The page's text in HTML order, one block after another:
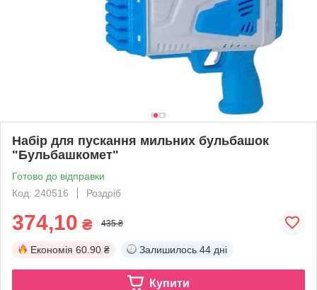
Набір для пускання мильних бульбашок
"Бульбашкомет"
Готово до відправки
Код: 240516
Роздріб
374,10 ₴ 435 ₴
Економія 60.90 ₴ Залишилось 44 дні
Купити